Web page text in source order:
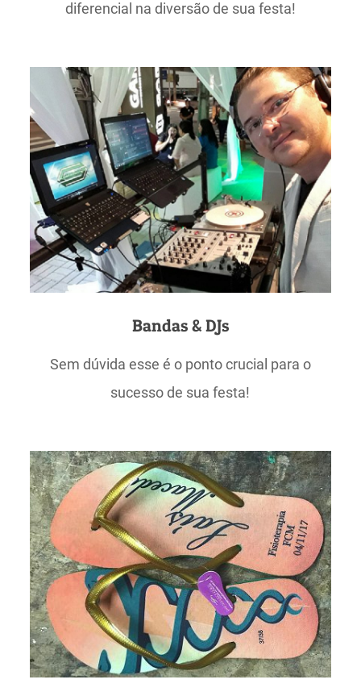
diferencial na diversão de sua festa!
Bandas & DJs
Sem dúvida esse é o ponto crucial para o
sucesso de sua festa!